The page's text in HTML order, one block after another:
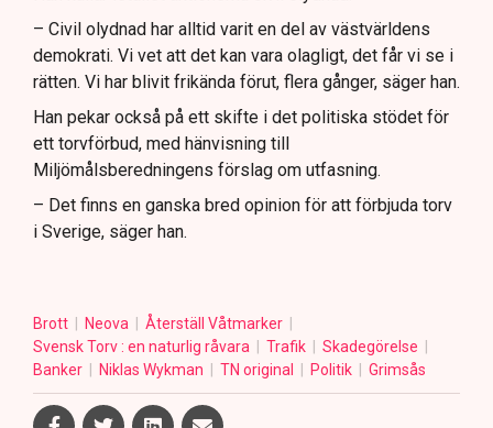
– Civil olydnad har alltid varit en del av västvärldens
demokrati. Vi vet att det kan vara olagligt, det får vi se i
rätten. Vi har blivit frikända förut, flera gånger, säger han.
Han pekar också på ett skifte i det politiska stödet för
ett torvförbud, med hänvisning till
Miljömålsberedningens förslag om utfasning.
– Det finns en ganska bred opinion för att förbjuda torv
i Sverige, säger han.
Brott Neova
Återställ Våtmarker
Svensk Torv : en naturlig råvara
Trafik
Skadegörelse
Banker
Niklas Wykman TN original Politik Grimsås